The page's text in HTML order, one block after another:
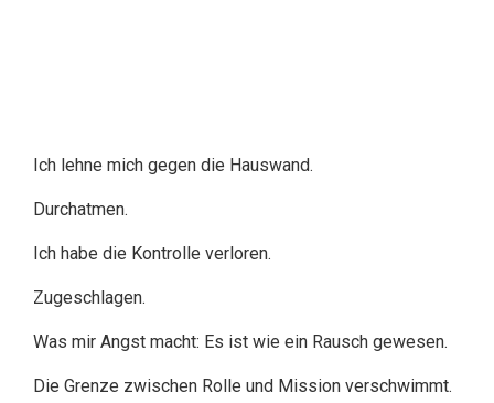
Ich lehne mich gegen die Hauswand.
Durchatmen.
Ich habe die Kontrolle verloren.
Zugeschlagen.
Was mir Angst macht: Es ist wie ein Rausch gewesen.
Die Grenze zwischen Rolle und Mission verschwimmt.